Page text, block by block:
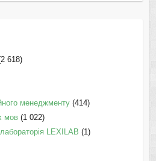
618)
менеджменту(414)
мов(1 022)
LEXILAB (1)